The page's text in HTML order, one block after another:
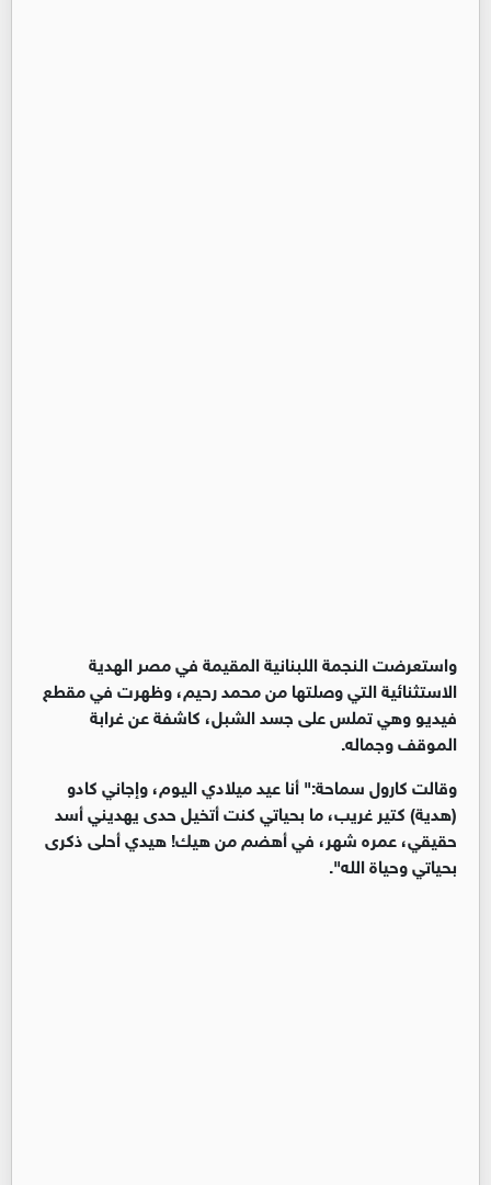
واستعرضت النجمة اللبنانية المقيمة في مصر الهدية
الاستثنائية التي وصلتها من محمد رحيم، وظهرت في مقطع
فيديو وهي تملس على جسد الشبل، كاشفة عن غرابة
الموقف وجماله.
وقالت كارول سماحة:" أنا عيد ميلادي اليوم، وإجاني كادو
(هدية) كتير غريب، ما بحياتي كنت أتخيل حدى يهديني أسد
حقيقي، عمره شهر، في أهضم من هيك! هيدي أحلى ذكرى
بحياتي وحياة الله".